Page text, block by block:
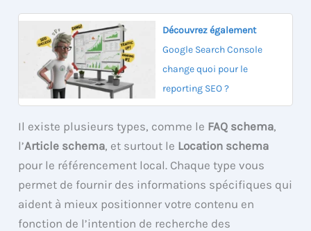
Découvrez également
Google Search Console
change quoi pour le
reporting SEO ?
Il existe plusieurs types, comme le FAQ schema,
l’Article schema, et surtout le Location schema
pour le référencement local. Chaque type vous
permet de fournir des informations spécifiques qui
aident à mieux positionner votre contenu en
fonction de l’intention de recherche des